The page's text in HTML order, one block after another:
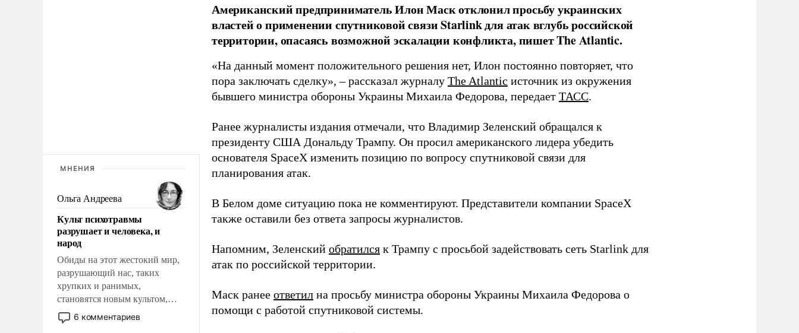
МНЕНИЯ
Ольга Андреева
Культ психотравмы
разрушает и человека, и
народ
Обиды на этот жестокий мир,
разрушающий нас, таких
хрупких и ранимых,
становятся новым культом,
постепенно вытесняя и
отменяя традиционное
6 комментариев
Американский предприниматель Илон Маск отклонил просьбу украинских
властей о применении спутниковой связи Starlink для атак вглубь российской
территории, опасаясь возможной эскалации конфликта, пишет The Atlantic.
«На данный момент положительного решения нет, Илон постоянно повторяет, что
пора заключать сделку», – рассказал журналу The Atlantic источник из окружения
бывшего министра обороны Украины Михаила Федорова, передает ТАСС.
Ранее журналисты издания отмечали, что Владимир Зеленский обращался к
президенту США Дональду Трампу. Он просил американского лидера убедить
основателя SpaceX изменить позицию по вопросу спутниковой связи для
планирования атак.
В Белом доме ситуацию пока не комментируют. Представители компании SpaceX
также оставили без ответа запросы журналистов.
Напомним, Зеленский обратился к Трампу с просьбой задействовать сеть Starlink для
атак по российской территории.
Маск ранее ответил на просьбу министра обороны Украины Михаила Федорова о
помощи с работой спутниковой системы.